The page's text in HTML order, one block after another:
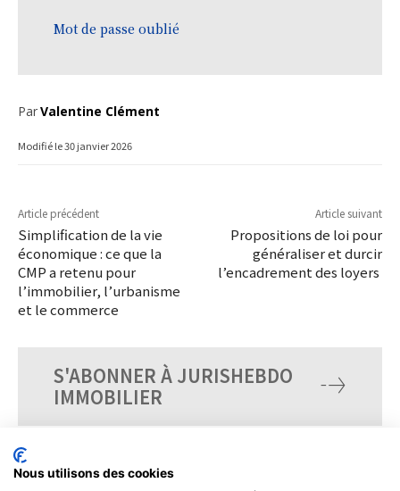
Mot de passe oublié
ParValentine Clément
Modifié le30 janvier 2026
Article précédent
Simplification de la vie
économique : ce que la
CMP a retenu pour
l’immobilier, l’urbanisme
et le commerce
Article suivant
Propositions de loi pour
généraliser et durcir
l’encadrement des loyers
S'ABONNER À JURISHEBDO
IMMOBILIER
Nous utilisons des cookies